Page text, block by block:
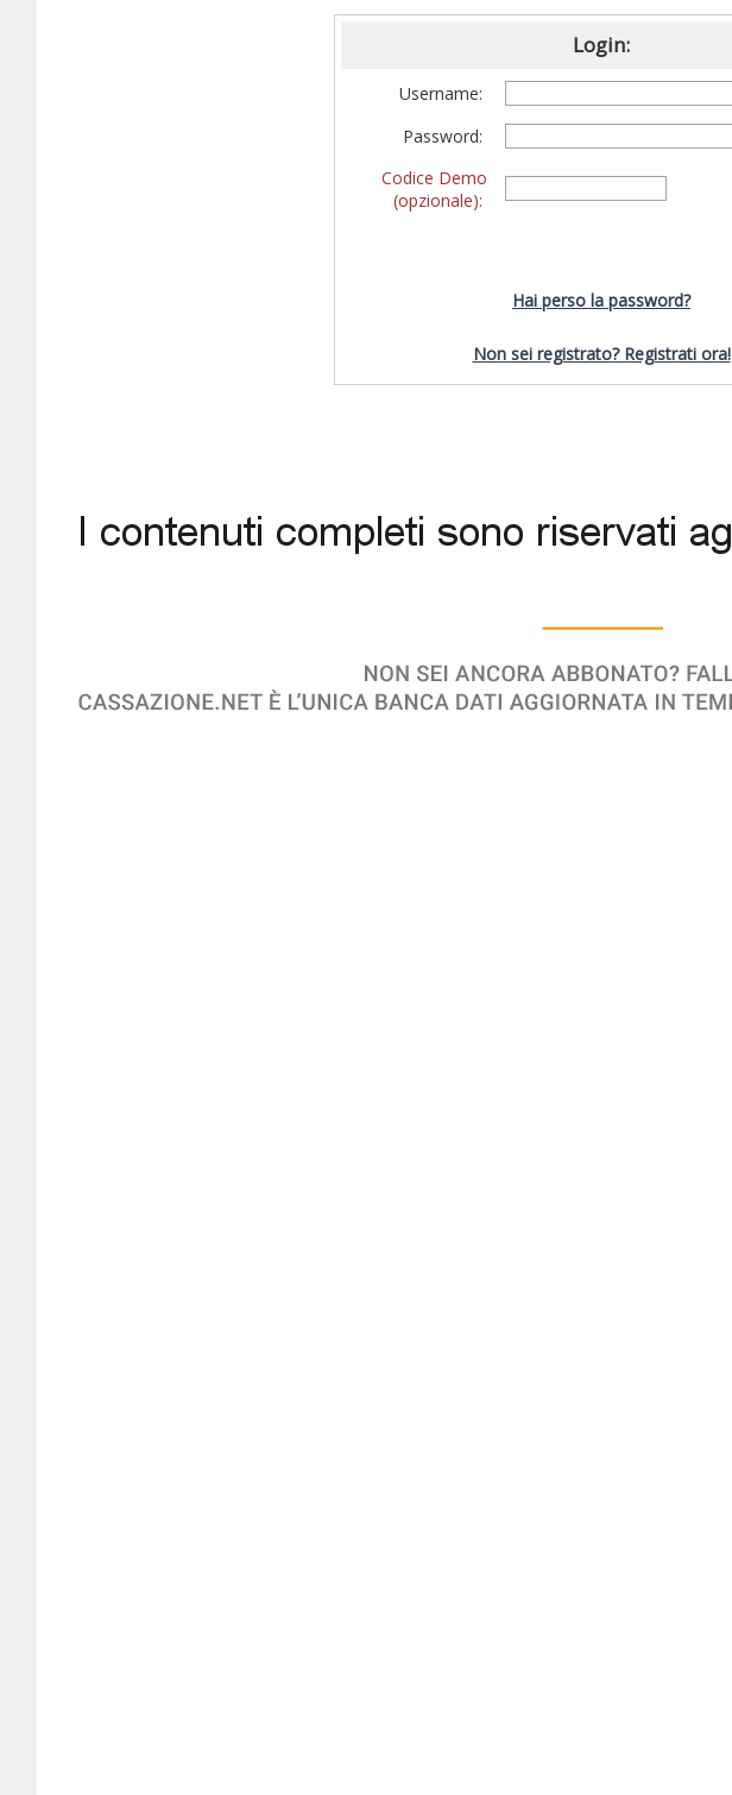
Login:
Username:
Password:
Codice Demo
(opzionale):
Hai perso la password?
Non sei registrato? Registrati ora!